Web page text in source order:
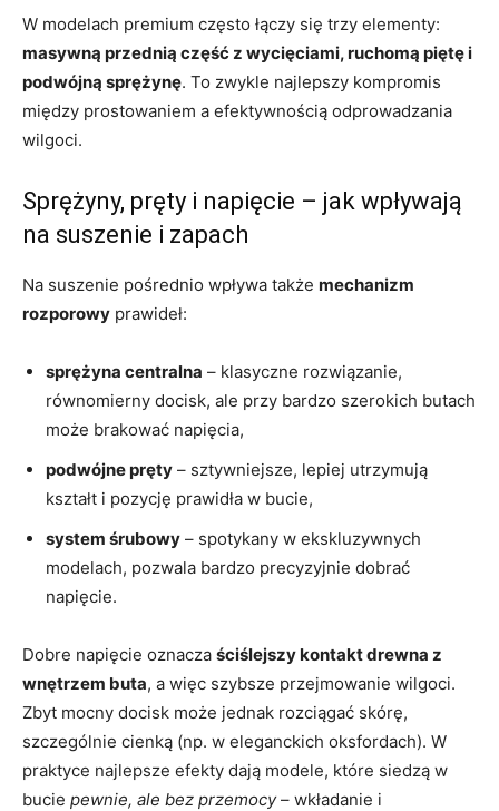
W modelach premium często łączy się trzy elementy:
masywną przednią część z wycięciami, ruchomą piętę i
podwójną sprężynę. To zwykle najlepszy kompromis
między prostowaniem a efektywnością odprowadzania
wilgoci.
Sprężyny, pręty i napięcie – jak wpływają
na suszenie i zapach
Na suszenie pośrednio wpływa także mechanizm
rozporowy prawideł:
sprężyna centralna – klasyczne rozwiązanie,
równomierny docisk, ale przy bardzo szerokich butach
może brakować napięcia,
podwójne pręty – sztywniejsze, lepiej utrzymują
kształt i pozycję prawidła w bucie,
system śrubowy – spotykany w ekskluzywnych
modelach, pozwala bardzo precyzyjnie dobrać
napięcie.
Dobre napięcie oznacza ściślejszy kontakt drewna z
wnętrzem buta, a więc szybsze przejmowanie wilgoci.
Zbyt mocny docisk może jednak rozciągać skórę,
szczególnie cienką (np. w eleganckich oksfordach). W
praktyce najlepsze efekty dają modele, które siedzą w
bucie pewnie, ale bez przemocy– wkładanie i